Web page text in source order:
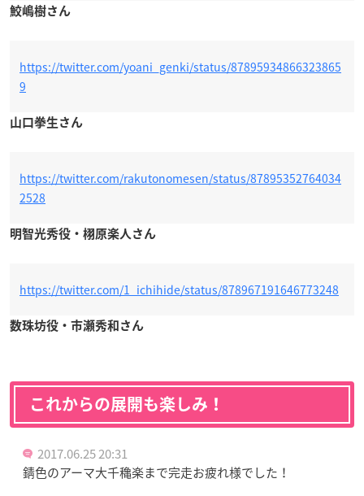
鮫嶋樹さん
https://twitter.com/yoani_genki/status/87895934866323865
9
山口拳生さん
https://twitter.com/rakutonomesen/status/87895352764034
2528
明智光秀役・栩原楽人さん
https://twitter.com/1_ichihide/status/878967191646773248
数珠坊役・市瀬秀和さん
これからの展開も楽しみ！
2017.06.25 20:31
錆色のアーマ大千穐楽まで完走お疲れ様でした！